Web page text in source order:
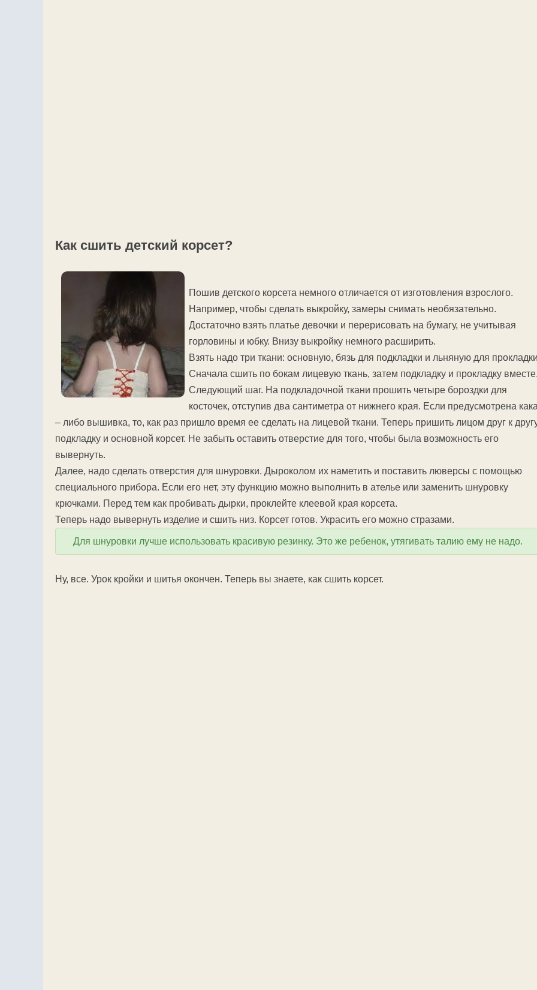
Как сшить детский корсет?
Пошив детского корсета немного отличается от изготовления взрослого.
Например, чтобы сделать выкройку, замеры снимать необязательно.
Достаточно взять платье девочки и перерисовать на бумагу, не учитывая
горловины и юбку. Внизу выкройку немного расширить.
Взять надо три ткани: основную, бязь для подкладки и льняную для
Сначала сшить по бокам лицевую ткань, затем подкладку и прокладку
Следующий шаг. На подкладочной ткани прошить четыре бороздки для
косточек, отступив два сантиметра от нижнего края. Если предусмотрена
– либо вышивка, то, как раз пришло время ее сделать на лицевой ткани. Теперь пришить лицом друг к
подкладку и основной корсет. Не забыть оставить отверстие для того, чтобы была возможность его
вывернуть.
Далее, надо сделать отверстия для шнуровки. Дыроколом их наметить и поставить люверсы с помощью
специального прибора. Если его нет, эту функцию можно выполнить в ателье или заменить шнуровку
крючками. Перед тем как пробивать дырки, проклейте клеевой края корсета.
Теперь надо вывернуть изделие и сшить низ. Корсет готов. Украсить его можно стразами.
Для шнуровки лучше использовать красивую резинку. Это же ребенок, утягивать талию ему не надо.
Ну, все. Урок кройки и шитья окончен. Теперь вы знаете, как сшить корсет.